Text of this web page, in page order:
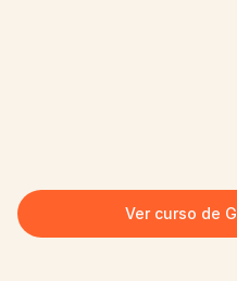
Ver curso de